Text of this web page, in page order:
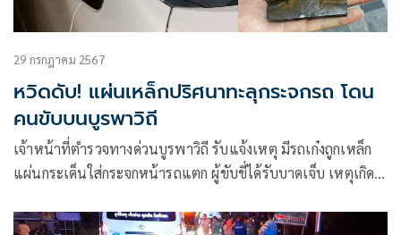
29 กรกฎาคม 2567
หวิดดับ! แผ่นเหล็กปริศนาทะลุกระจกรถ โดน
คนขับบนบูรพาวิถี
เจ้าหน้าที่ตำรวจทางด่วนบูรพาวิถี รับแจ้งเหตุ มีรถเก๋งถูกเหล็ก
แผ่นกระเด็นใส่กระจกหน้ารถแตก ผู้ขับขี่ได้รับบาดเจ็บ เหตุเกิด